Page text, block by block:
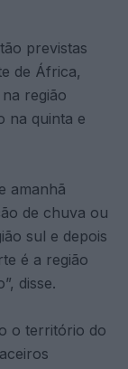
previstas
de África,
região
na quinta e
amanhã
de chuva ou
sul e depois
é a região
disse.
o território do